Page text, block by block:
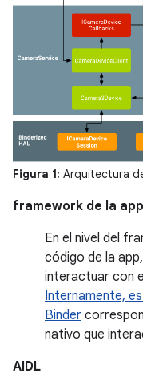
Figura 1: Arquitectura
framework de la app
En el nivel del
código de la
interactuar con
Internamente,
Binder
nativo que
AIDL